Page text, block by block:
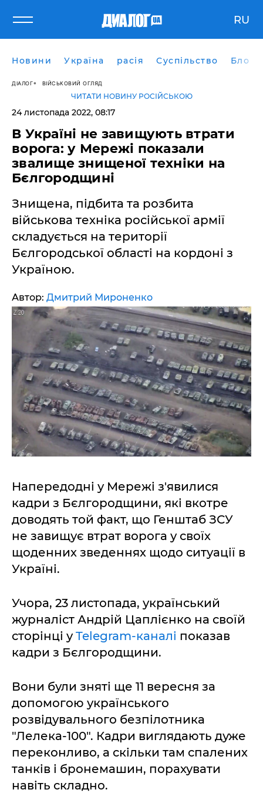
RU
Новини Україна расія Суспільство Блоги
ДІАЛОГ ВІЙСЬКОВИЙ ОГЛЯД
ЧИТАТИ НОВИНУ РОСІЙСЬКОЮ
24 листопада 2022, 08:17
В Україні не завищують втрати
ворога: у Мережі показали
звалище знищеної техніки на
Бєлгородщині
Знищена, підбита та розбита
військова техніка російської армії
складується на території
Бєлгородської області на кордоні з
Україною.
Автор: Дмитрий Мироненко
Напередодні у Мережі з'явилися
кадри з Бєлгородщини, які вкотре
доводять той факт, що Генштаб ЗСУ
не завищує втрат ворога у своїх
щоденних зведеннях щодо ситуації в
Україні.
Учора, 23 листопада, український
журналіст Андрій Цаплієнко на своїй
сторінці уTelegram-каналі показав
кадри з Бєлгородщини.
Вони були зняті ще 11 вересня за
допомогою українського
розвідувального безпілотника
"Лелека-100". Кадри виглядають дуже
переконливо, а скільки там спалених
танків і бронемашин, порахувати
навіть складно.